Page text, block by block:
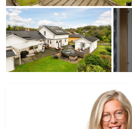
Karta
Besiktningsprotokoll
Objektsbeskrivning